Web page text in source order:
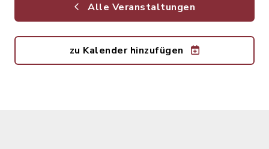
Alle Veranstaltungen
zu Kalender hinzufügen